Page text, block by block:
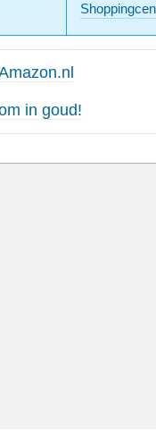
in goud!